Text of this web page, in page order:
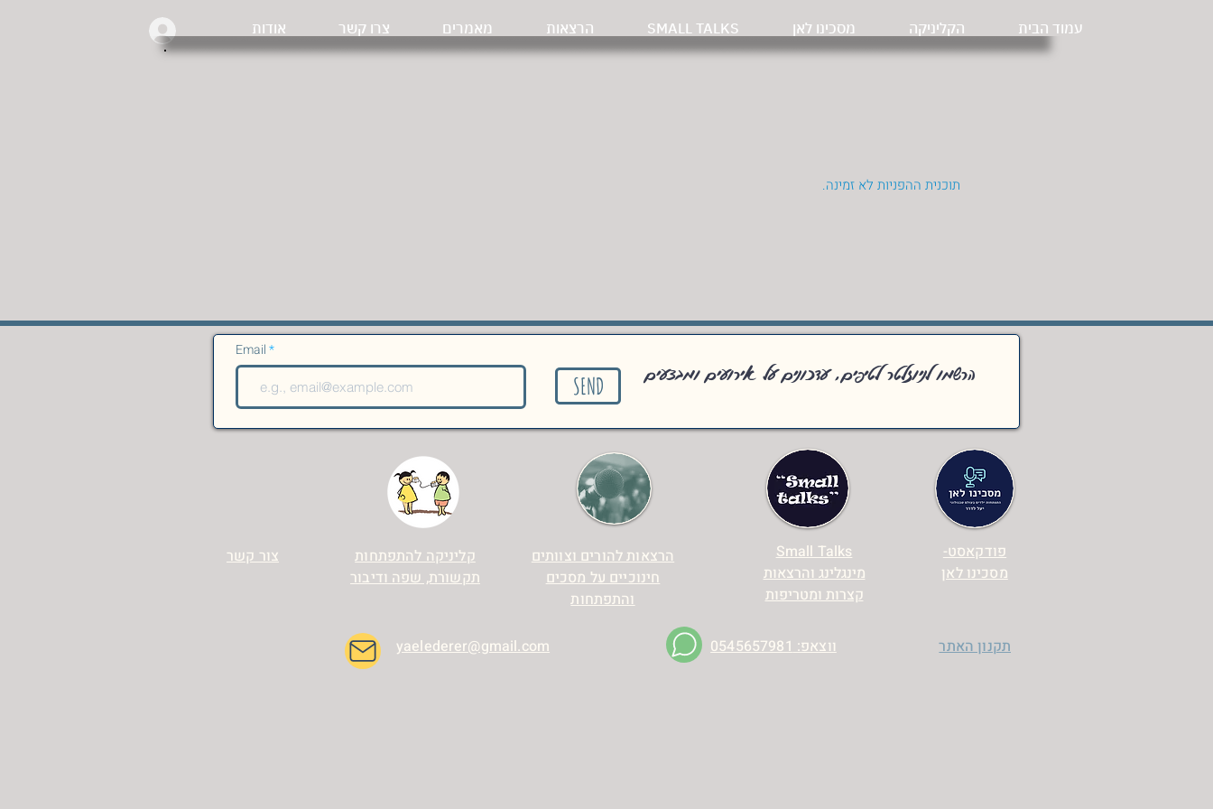
עמוד הבית הקליניקה מסכינו לאן SMALL TALKS הרצאות מאמרים צרו קשר אודות
תוכנית ההפניות לא זמינה.
Email
SEND הרשמו לניוזלטר לטיפים, עדכונים על אירועים ומבצעים
צור קשר
קליניקה להתפתחות
תקשורת, שפה ודיבור
הרצאות להורים וצוותים
חינוכיים על מסכים
והתפתחות
Small Talks
מינגלינג והרצאות
קצרות ומטריפות
פודקאסט-
מסכינו לאן
תקנון האתר ווצאפ: 0545657981 yaelederer@gmail.com